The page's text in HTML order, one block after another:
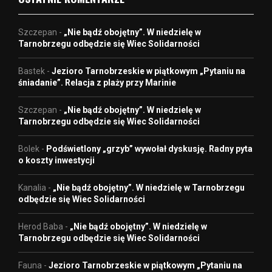
Szczepan - „Nie bądź obojętny”. W niedzielę w
Tarnobrzegu odbędzie się Wiec Solidarności
Bastek - Jezioro Tarnobrzeskie w piątkowym „Pytaniu na
śniadanie”. Relacja z plaży przy Marinie
Szczepan - „Nie bądź obojętny”. W niedzielę w
Tarnobrzegu odbędzie się Wiec Solidarności
Bolek - Podświetlony „grzyb” wywołał dyskusję. Radny pyta
o koszty inwestycji
Kanalia - „Nie bądź obojętny”. W niedzielę w Tarnobrzegu
odbędzie się Wiec Solidarności
Herod Baba - „Nie bądź obojętny”. W niedzielę w
Tarnobrzegu odbędzie się Wiec Solidarności
Fauna - Jezioro Tarnobrzeskie w piątkowym „Pytaniu na